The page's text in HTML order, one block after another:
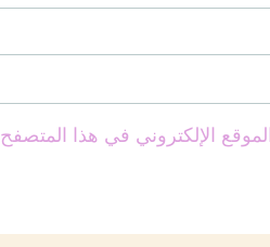
الإلكتروني في هذا